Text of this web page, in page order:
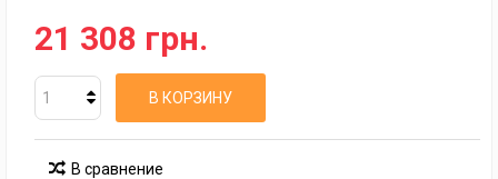
21 308 грн.
В КОРЗИНУ
В сравнение